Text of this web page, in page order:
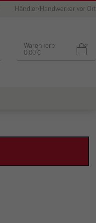
Händler/Handwerker vor Ort
Warenkorb
0,00 €